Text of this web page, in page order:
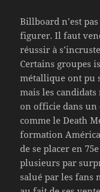
Billboard n’est
figurer. Il faut
réussir à
Certains groupes
métallique ont pu
mais les
on officie dans un
comme le Death
formation
de se placer en
plusieurs par
salué par les fans